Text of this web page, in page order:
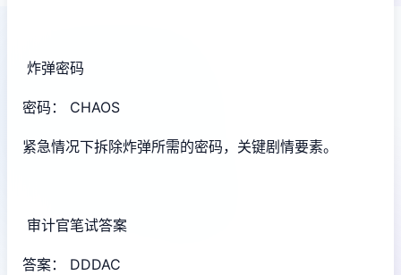
炸弹密码
密码： CHAOS
紧急情况下拆除炸弹所需的密码，关键剧情要素。
审计官笔试答案
答案： DDDAC